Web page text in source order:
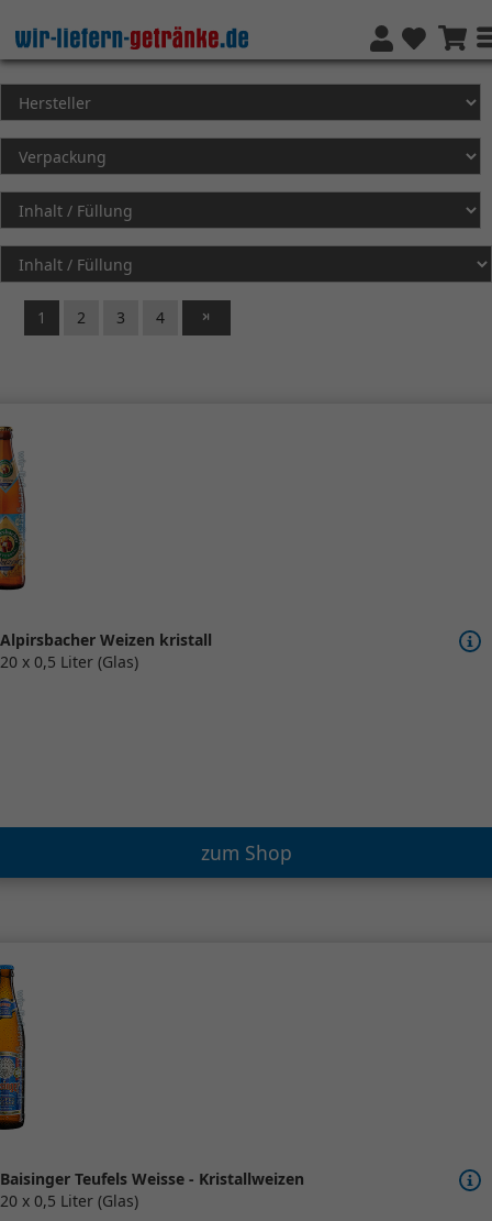
1 2 3 4
Alpirsbacher Weizen kristall
20 x 0,5 Liter (Glas)
zum Shop
Baisinger Teufels Weisse - Kristallweizen
20 x 0,5 Liter (Glas)